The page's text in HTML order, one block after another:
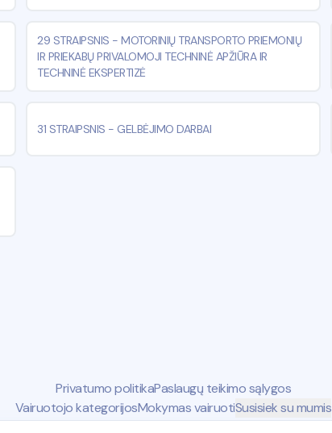
29 STRAIPSNIS -MOTORINIŲ TRANSPORTO PRIEMONIŲ
IR PRIEKABŲ PRIVALOMOJI TECHNINĖ APŽIŪRA IR
TECHNINĖ EKSPERTIZĖ
31 STRAIPSNIS - GELBĖJIMO DARBAI
Privatumo politikaPaslaugų teikimo sąlygos
Vairuotojo kategorijosMokymas vairuotiSusisiek su mumis